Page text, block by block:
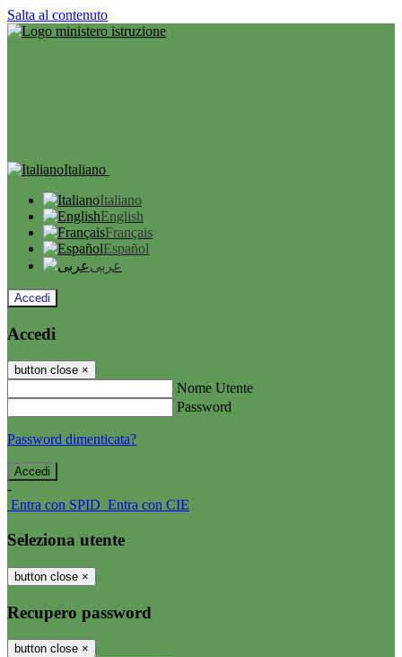
Salta al contenuto
Italiano
Italiano
English
Français
Español
عربى
Accedi
Accedi
button close ×
Nome Utente
Password
Password dimenticata?
-
Entra con SPID Entra con CIE
Seleziona utente
button close ×
Recupero password
button close ×